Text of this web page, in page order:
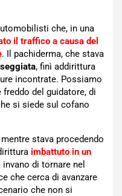
che, in una
il traffico a causa del
. Il pachiderma, che stava
, finì addirittura
incontrate. Possiamo
del guidatore, di
si siede sul cofano
stava procedendo
imbattuto in un
di tornare nel
che cerca di avanzare
che non si